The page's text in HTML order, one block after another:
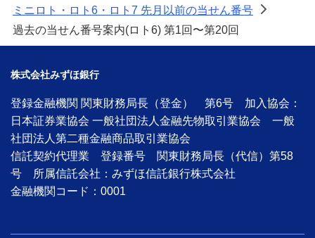
ミニロト・ロト6・ロト7 先月以前の当せん番号
>
過去の当せん番号案内(ロト6) 第1回〜第20回
株式会社みずほ銀行
登録金融機関 関東財務局長（登金） 第6号 加入協会：
日本証券業協会 一般社団法人金融先物取引業協会 一般
社団法人第二種金融商品取引業協会
信託契約代理業 登録番号 関東財務局長（代信）第58
号 所属信託会社：みずほ信託銀行株式会社
金融機関コード：0001